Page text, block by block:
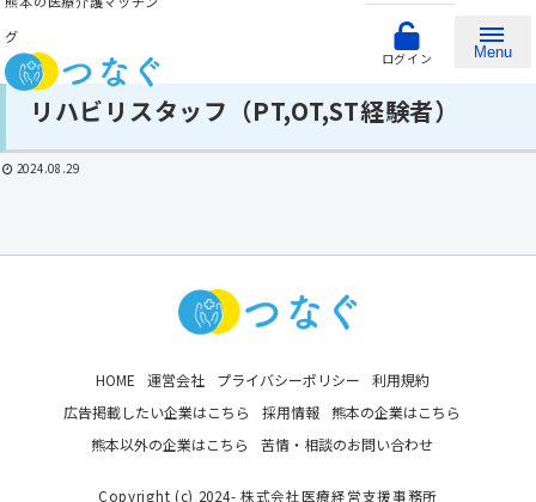
グ
ログイン Menu
リハビリスタッフ（PT,OT,ST経験者）
2024.08.29
HOME 運営会社 プライバシーポリシー
利用規約
広告掲載したい企業はこちら
採用情報 熊本の企業はこちら
熊本以外の企業はこちら
苦情・相談のお問い合わせ
Copyright (c) 2024- 株式会社医療経営支援事務所